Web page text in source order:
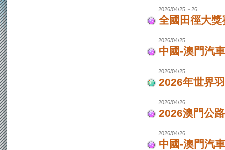
2026/04/25 ~ 26
全國田徑大獎
2026/04/25
中國-澳門汽
2026/04/25
2026年世界
2026/04/26
2026澳門公
2026/04/26
中國-澳門汽